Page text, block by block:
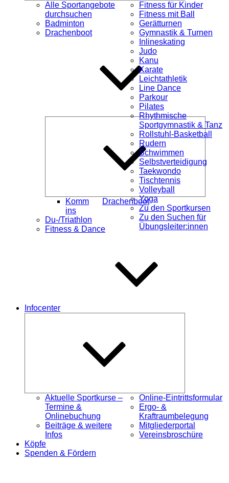
Alle Sportangebote
durchsuchen
Badminton
Drachenboot
öffnen
Komm
ins
Drachenboot
Du-/Triathlon
Fitness & Dance
Fitness für Kinder
Fitness mit Ball
Gerätturnen
Gymnastik & Turnen
Inlineskating
Judo
Kanu
Karate
Leichtathletik
Line Dance
Parkour
Pilates
Rhythmische
Sportgymnastik & Tanz
Rollstuhl-Basketball
Rudern
Schwimmen
Selbstverteidigung
Taekwondo
Tischtennis
Volleyball
Yoga
Zu den Sportkursen
Zu den Suchen für
Übungsleiter:innen
Infocenter
Aktuelle Sportkurse –
Termine &
Onlinebuchung
Beiträge & weitere
Infos
Online-Eintrittsformular
Ergo- &
Kraftraumbelegung
Mitgliederportal
Vereinsbroschüre
Köpfe
Spenden & Fördern